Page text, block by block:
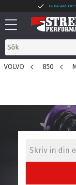
Meny
14 DAGARS
VOLVO 850